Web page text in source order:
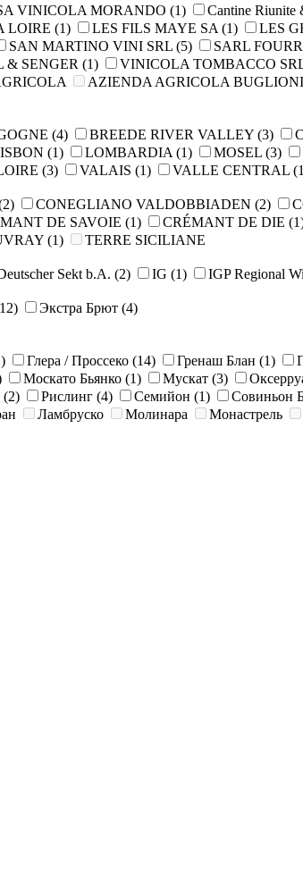
VINICOLA MORANDO (1) Cantine Riunite
LOIRE (1) LES FILS MAYE SA (1) LES
SAN MARTINO VINI SRL (5) SARL
& SENGER (1) VINICOLA TOMBACCO
AZIENDA AGRIСOLA
(4) BREEDE RIVER VALLEY (3)
(1) LOMBARDIA (1) MOSEL (3)
(3) VALAIS (1) VALLE CENTRAL
CONEGLIANO VALDOBBIADEN (2)
DE SAVOIE (1) CRÉMANT DE DIE
(1)
TERRE SICILIANE
Sekt b.A. (2) IG (1) IGP Regional
Экстра Брют (4)
Глера / Просcеко (14) Гренаш Блан (1)
Москато Бьянко (1) Мускат (3)
(2) Рислинг (4) Семийон (1) Совиньон
Ламбруско Молинара Монастрель